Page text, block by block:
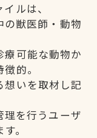
ルは、
の獣医師・動物
療可能な動物か
的。
想いを取材し記
理を行うユーザ
。